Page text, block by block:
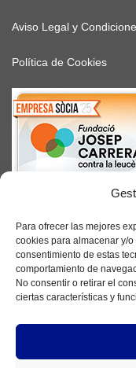
Para ofrecer las mejores
cookies para almacenar y/
consentimiento de estas
comportamiento de
No consentir o retirar el
ciertas características y
Aviso Legal y
Política de Cookies
SUSCRÍBETE
Facebook
Instagram
YouTube